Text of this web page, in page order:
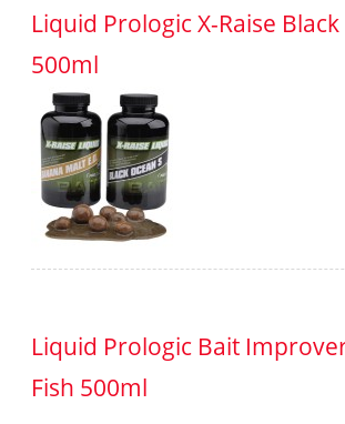
Liquid Prologic X-Raise Black
500ml
Liquid Prologic Bait
Fish 500ml